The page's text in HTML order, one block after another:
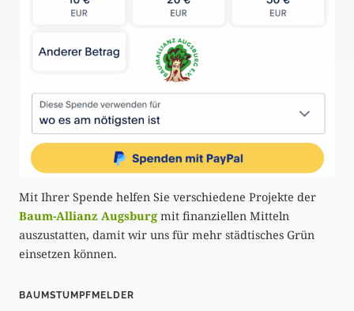
Mit Ihrer Spende helfen Sie verschiedene Projekte der
Baum-Allianz Augsburg mit finanziellen Mitteln
auszustatten, damit wir uns für mehr städtisches Grün
einsetzen können.
BAUMSTUMPFMELDER